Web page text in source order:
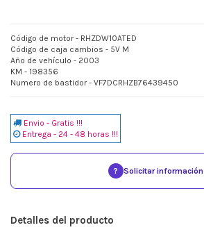
Código de motor - RHZDW10ATED
Código de caja cambios - 5V M
Año de vehículo - 2003
KM - 198356
Numero de bastidor - VF7DCRHZB76439450
Envio - Gratis !!!
Entrega - 24 - 48 horas !!!
? Solicitar información
Detalles del producto